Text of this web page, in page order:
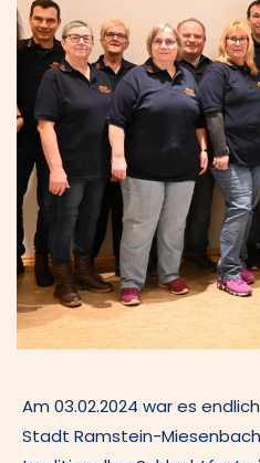
Am 03.02.2024 war es
Stadt Ramstein-